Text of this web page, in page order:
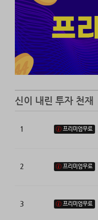
신이 내린 투자 천재
1 프리미엄무료
2 프리미엄무료
3 프리미엄무료